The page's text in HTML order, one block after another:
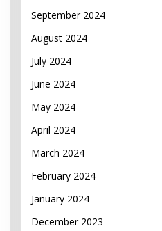
September 2024
August 2024
July 2024
June 2024
May 2024
April 2024
March 2024
February 2024
January 2024
December 2023